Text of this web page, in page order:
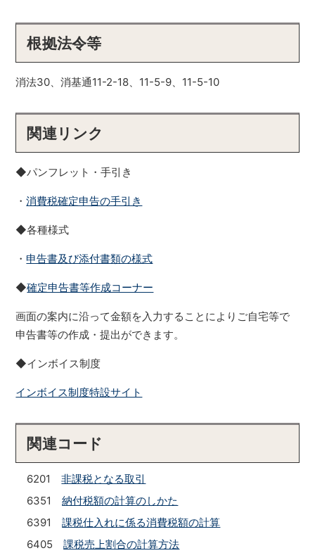
根拠法令等
消法30、消基通11-2-18、11-5-9、11-5-10
関連リンク
◆パンフレット・手引き
・消費税確定申告の手引き
◆各種様式
・ 申告書及び添付書類の様式
◆確定申告書等作成コーナー
画面の案内に沿って金額を入力することによりご自宅等で
申告書等の作成・提出ができます。
◆インボイス制度
インボイス制度特設サイト
関連コード
6201非課税となる取引
6351納付税額の計算のしかた
6391課税仕入れに係る消費税額の計算
6405課税売上割合の計算方法